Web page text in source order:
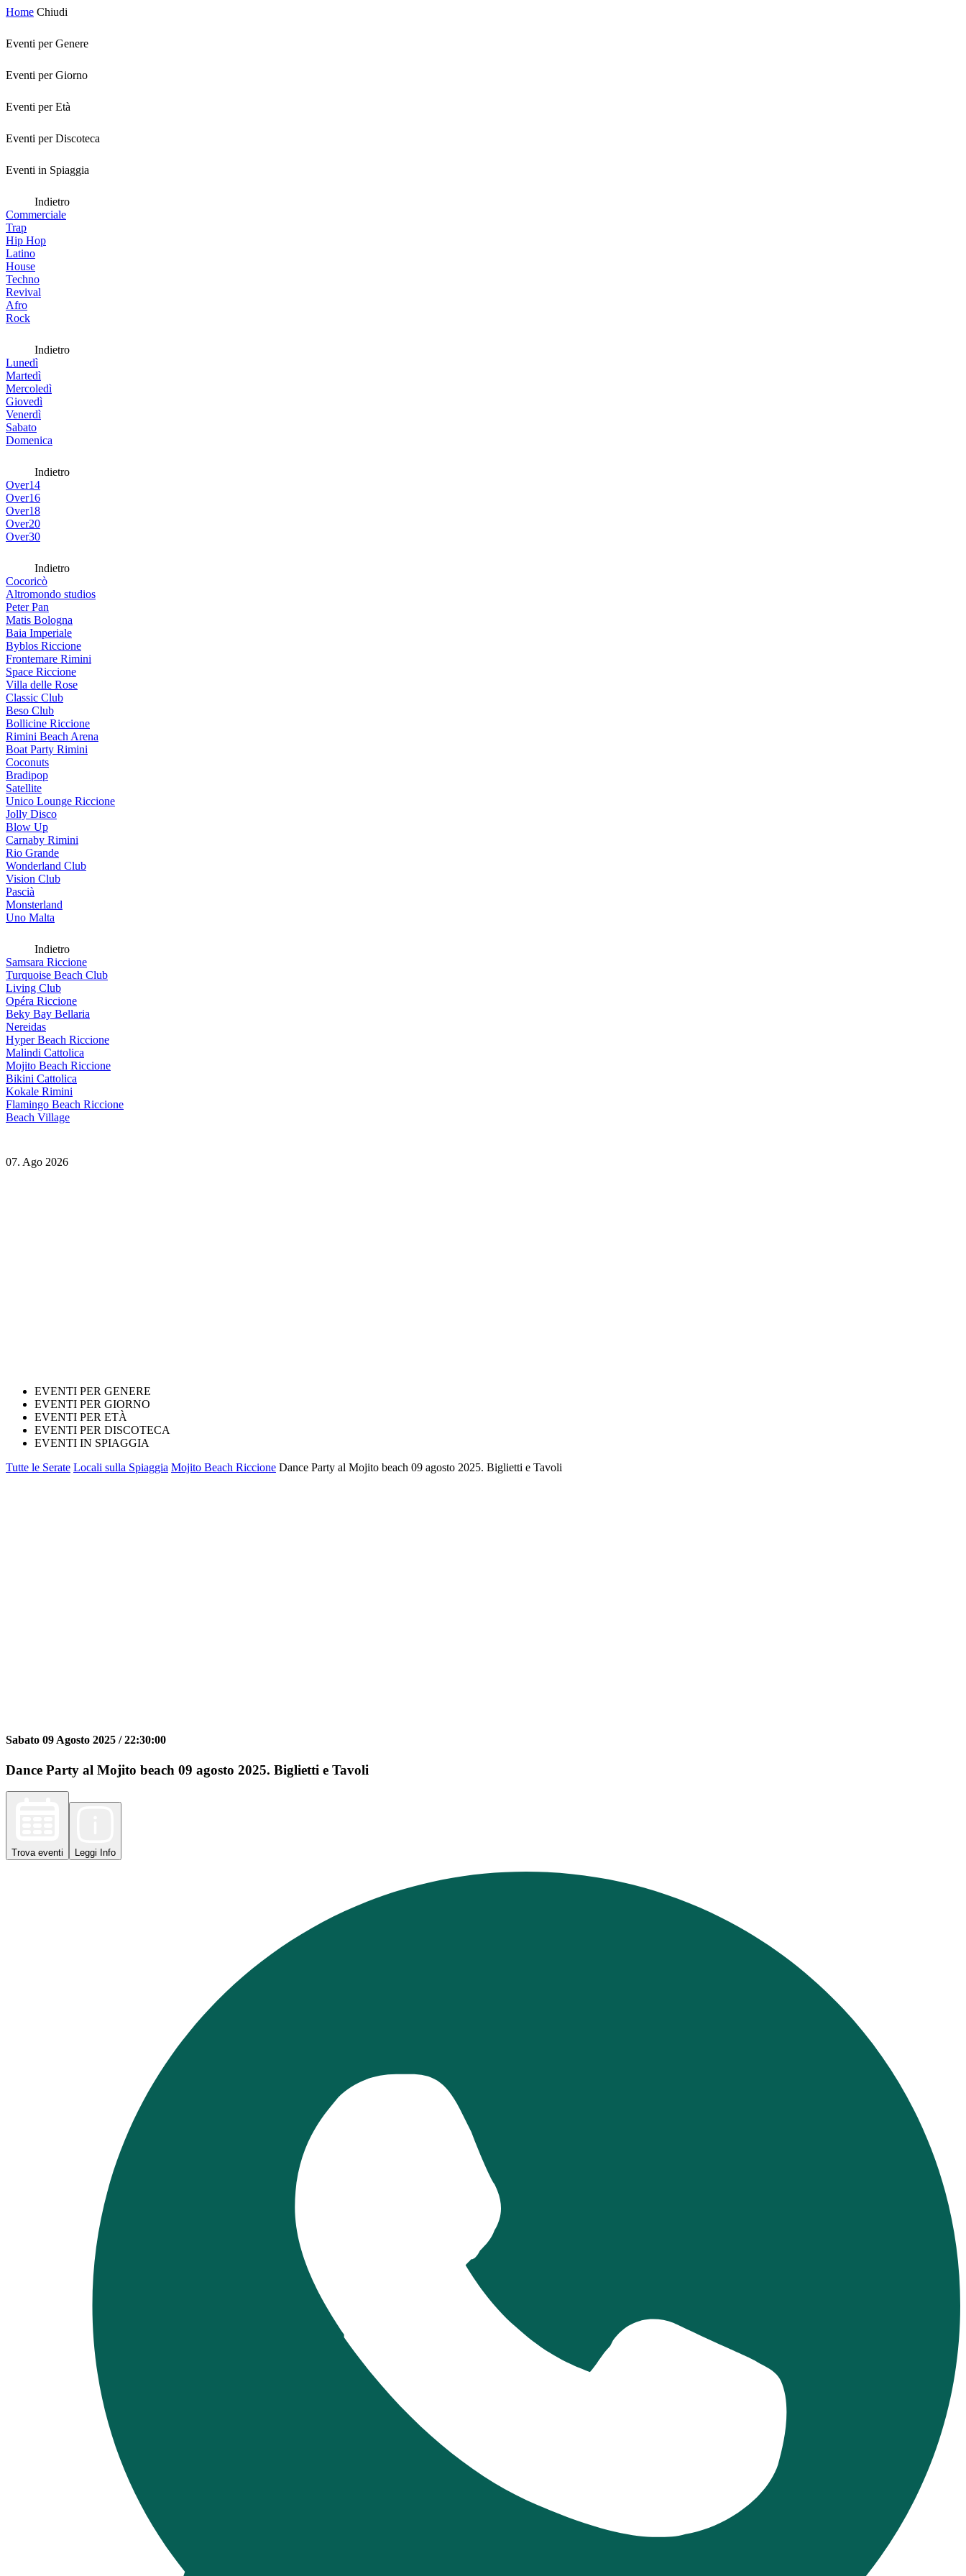
Home Chiudi
Eventi per Genere
Eventi per Giorno
Eventi per Età
Eventi per Discoteca
Eventi in Spiaggia
Indietro
Commerciale
Trap
Hip Hop
Latino
House
Techno
Revival
Afro
Rock
Indietro
Lunedì
Martedì
Mercoledì
Giovedì
Venerdì
Sabato
Domenica
Indietro
Over14
Over16
Over18
Over20
Over30
Indietro
Cocoricò
Altromondo studios
Peter Pan
Matis Bologna
Baia Imperiale
Byblos Riccione
Frontemare Rimini
Space Riccione
Villa delle Rose
Classic Club
Beso Club
Bollicine Riccione
Rimini Beach Arena
Boat Party Rimini
Coconuts
Bradipop
Satellite
Unico Lounge Riccione
Jolly Disco
Blow Up
Carnaby Rimini
Rio Grande
Wonderland Club
Vision Club
Pascià
Monsterland
Uno Malta
Indietro
Samsara Riccione
Turquoise Beach Club
Living Club
Opéra Riccione
Beky Bay Bellaria
Nereidas
Hyper Beach Riccione
Malindi Cattolica
Mojito Beach Riccione
Bikini Cattolica
Kokale Rimini
Flamingo Beach Riccione
Beach Village
07. Ago 2026
EVENTI PER GENERE
EVENTI PER GIORNO
EVENTI PER ETÀ
EVENTI PER DISCOTECA
EVENTI IN SPIAGGIA
Tutte le Serate Locali sulla Spiaggia Mojito Beach Riccione Dance Party al Mojito beach 09 agosto 2025. Biglietti e Tavoli
Sabato 09 Agosto 2025 /22:30:00
Dance Party al Mojito beach 09 agosto 2025. Biglietti e Tavoli
Trova eventi Leggi Info